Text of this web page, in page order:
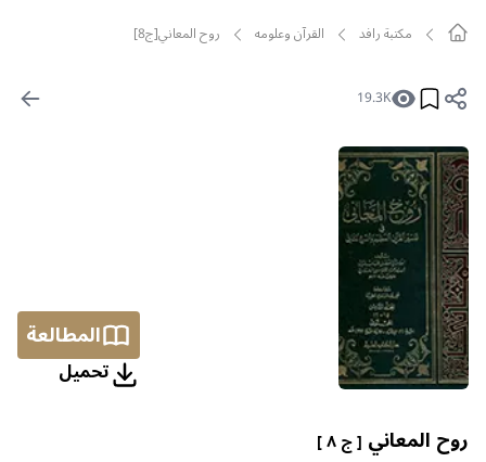
مکتبة رافد القرآن وعلومه روح المعاني[ج8]
19.3K
المطالعة
تحمیل
روح المعاني [ ج ٨ ]